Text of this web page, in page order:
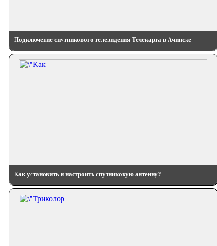
Подключение спутникового телевидения Телекарта в Ачинске
Как установить и настроить спутниковую антенну?